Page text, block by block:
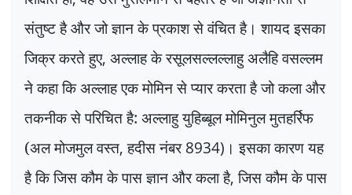
संतुष्ट है और जो ज्ञान के प्रकाश से वंचित है। शायद इसका
जिक्र करते हुए, अल्लाह के रसूलसल्लल्लाहु अलैहि वसल्लम
ने कहा कि अल्लाह एक मोमिन से प्यार करता है जो कला और
तकनीक से परिचित है: अल्लाहु युहिब्बूल मोमिनुल मुतहर्रिफ
(अल मोजमुल वस्त,हदीस नंबर8934) । इसका कारण यह
है कि जिस कौम के पास ज्ञान और कला है,जिस कौम के पास